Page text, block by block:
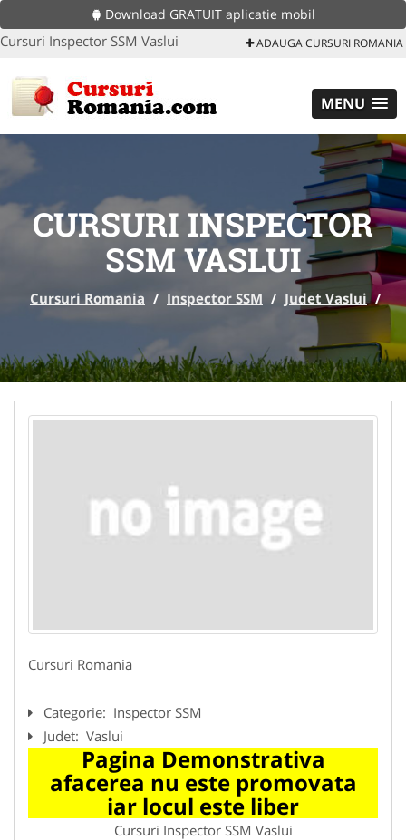
Download GRATUIT aplicatie mobil
Cursuri Inspector SSM Vaslui ADAUGA CURSURI ROMANIA
MENU
CURSURI INSPECTOR
SSM VASLUI
Cursuri Romania / Inspector SSM / Judet Vaslui /
Cursuri Romania
Categorie: Inspector SSM
Judet: Vaslui
Pagina Demonstrativa
afacerea nu este promovata
iar locul este liber
Cursuri Inspector SSM Vaslui